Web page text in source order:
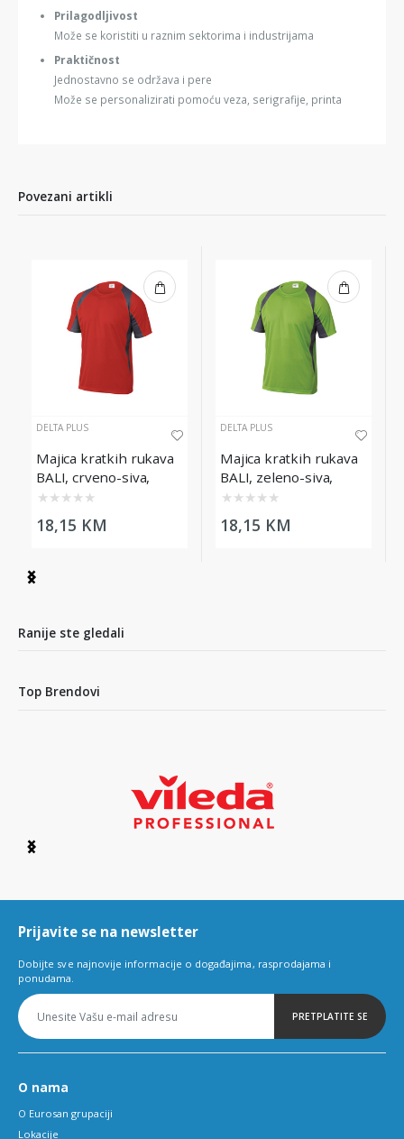
Prilagodljivost
Može se koristiti u raznim sektorima i industrijama
Praktičnost
Jednostavno se održava i pere
Može se personalizirati pomoću veza, serigrafije, printa
Povezani artikli
DELTA PLUS
Majica kratkih rukava
BALI, crveno-siva,
veličina L
★ ★ ★ ★ ★
18,15 KM
DELTA PLUS
Majica kratkih rukava
BALI, zeleno-siva,
veličina L
★ ★ ★ ★ ★
18,15 KM
Item
4
Ranije ste gledali
Top Brendovi
Item
6
Prijavite se na newsletter
Dobijte sve najnovije informacije o događajima, rasprodajama i
ponudama.
PRETPLATITE SE
O nama
O Eurosan grupaciji
Lokacije